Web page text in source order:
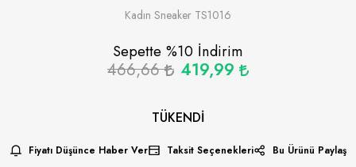
Kadın Sneaker TS1016
Sepette %10 İndirim
466,66 419,99
TÜKENDI
Fiyatı Düşünce Haber Ver Taksit Seçenekleri Bu Ürünü Paylaş